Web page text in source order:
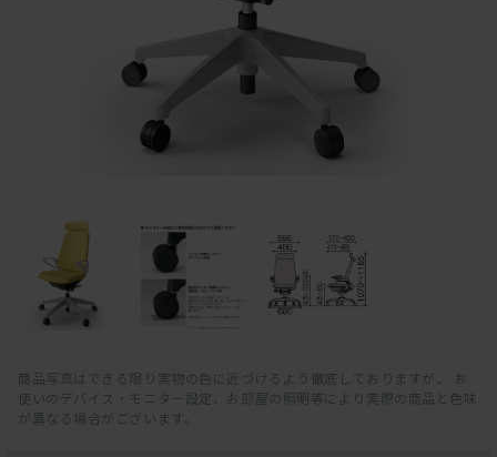
商品写真はできる限り実物の色に近づけるよう徹底しておりますが、 お
使いのデバイス・モニター設定、お部屋の照明等により実際の商品と色味
が異なる場合がございます。